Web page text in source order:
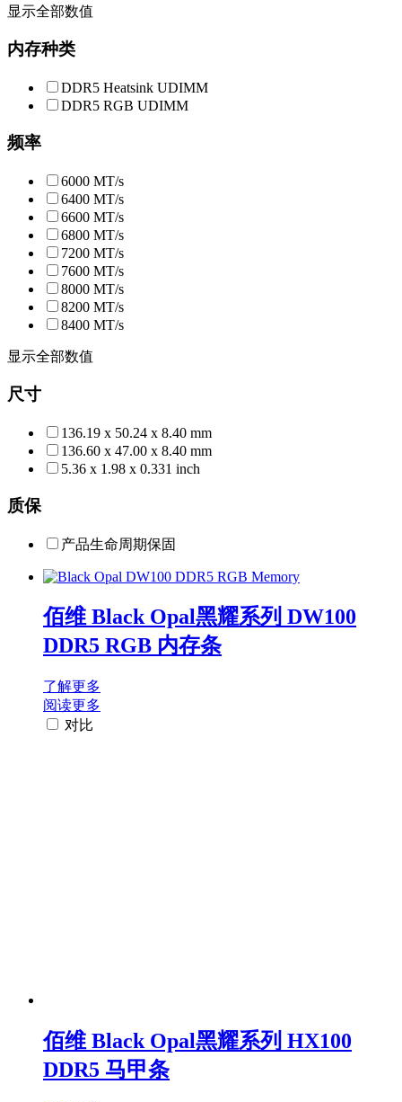
显示全部数值
内存种类
DDR5 Heatsink UDIMM
DDR5 RGB UDIMM
频率
6000 MT/s
6400 MT/s
6600 MT/s
6800 MT/s
7200 MT/s
7600 MT/s
8000 MT/s
8200 MT/s
8400 MT/s
显示全部数值
尺寸
136.19 x 50.24 x 8.40 mm
136.60 x 47.00 x 8.40 mm
5.36 x 1.98 x 0.331 inch
质保
产品生命周期保固
佰维 Black Opal黑耀系列 DW100
DDR5 RGB 内存条
了解更多
阅读更多
对比
佰维 Black Opal黑耀系列 HX100
DDR5 马甲条